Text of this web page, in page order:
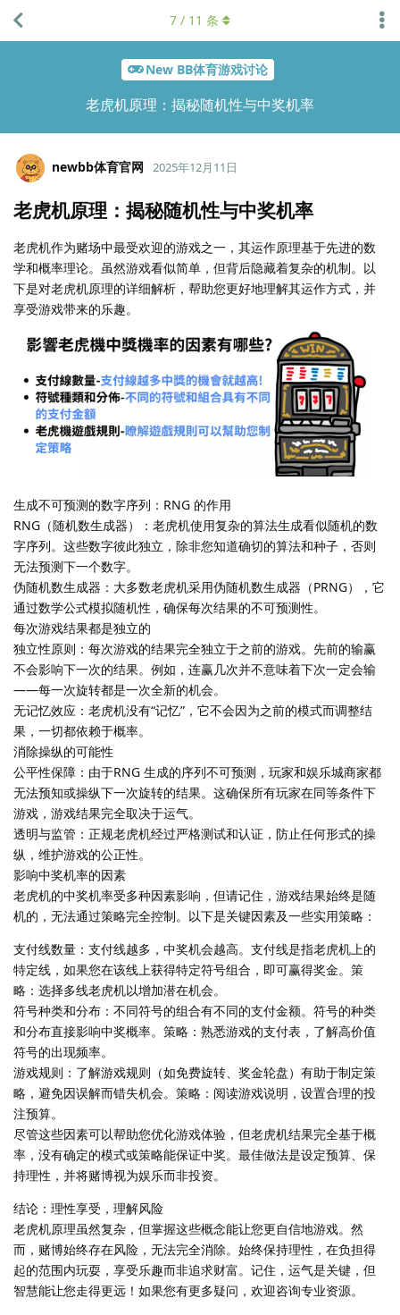
New BB体育游戏讨论
老虎机原理：揭秘随机性与中奖机率
7 / 11 条
newbb体育官网 2025年12月11日
老虎机原理：揭秘随机性与中奖机率
老虎机作为赌场中最受欢迎的游戏之一，其运作原理基于先进的数
学和概率理论。虽然游戏看似简单，但背后隐藏着复杂的机制。以
下是对老虎机原理的详细解析，帮助您更好地理解其运作方式，并
享受游戏带来的乐趣。
生成不可预测的数字序列：RNG 的作用
RNG（随机数生成器）：老虎机使用复杂的算法生成看似随机的数
字序列。这些数字彼此独立，除非您知道确切的算法和种子，否则
无法预测下一个数字。
伪随机数生成器：大多数老虎机采用伪随机数生成器（PRNG），它
通过数学公式模拟随机性，确保每次结果的不可预测性。
每次游戏结果都是独立的
独立性原则：每次游戏的结果完全独立于之前的游戏。先前的输赢
不会影响下一次的结果。例如，连赢几次并不意味着下次一定会输
——每一次旋转都是一次全新的机会。
无记忆效应：老虎机没有“记忆”，它不会因为之前的模式而调整结
果，一切都依赖于概率。
消除操纵的可能性
公平性保障：由于RNG 生成的序列不可预测，玩家和娱乐城商家都
无法预知或操纵下一次旋转的结果。这确保所有玩家在同等条件下
游戏，游戏结果完全取决于运气。
透明与监管：正规老虎机经过严格测试和认证，防止任何形式的操
纵，维护游戏的公正性。
影响中奖机率的因素
老虎机的中奖机率受多种因素影响，但请记住，游戏结果始终是随
机的，无法通过策略完全控制。以下是关键因素及一些实用策略：
支付线数量：支付线越多，中奖机会越高。支付线是指老虎机上的
特定线，如果您在该线上获得特定符号组合，即可赢得奖金。策
略：选择多线老虎机以增加潜在机会。
符号种类和分布：不同符号的组合有不同的支付金额。符号的种类
和分布直接影响中奖概率。策略：熟悉游戏的支付表，了解高价值
符号的出现频率。
游戏规则：了解游戏规则（如免费旋转、奖金轮盘）有助于制定策
略，避免因误解而错失机会。策略：阅读游戏说明，设置合理的投
注预算。
尽管这些因素可以帮助您优化游戏体验，但老虎机结果完全基于概
率，没有确定的模式或策略能保证中奖。最佳做法是设定预算、保
持理性，并将赌博视为娱乐而非投资。
结论：理性享受，理解风险
老虎机原理虽然复杂，但掌握这些概念能让您更自信地游戏。然
而，赌博始终存在风险，无法完全消除。始终保持理性，在负担得
起的范围内玩耍，享受乐趣而非追求财富。记住，运气是关键，但
智慧能让您走得更远！如果您有更多疑问，欢迎咨询专业资源。